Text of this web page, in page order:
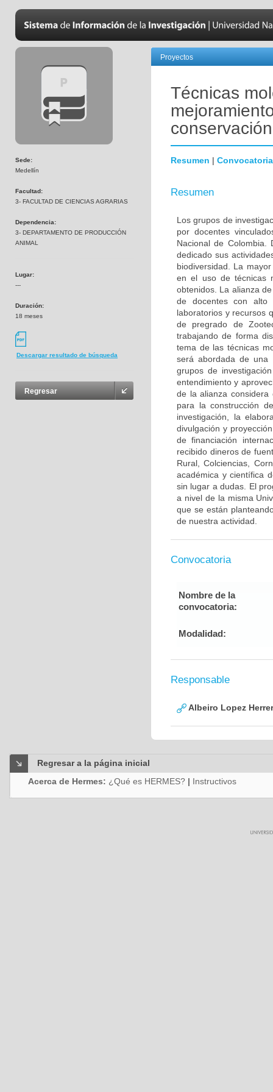
Sede:
Medellín
Facultad:
3- FACULTAD DE CIENCIAS AGRARIAS
Dependencia:
3- DEPARTAMENTO DE PRODUCCIÓN
ANIMAL
Lugar:
---
Duración:
18 meses
Descargar resultado de búsqueda
Regresar
Proyectos
Técnicas
Resumen | Convocatoria
Resumen
Los grupos de
por docentes
Nacional de
dedicado sus
biodiversidad. La
en el uso de técnicas
obtenidos. La alianza
de docentes con alto
laboratorios y recursos
de pregrado de
trabajando de forma
tema de las técnicas
será abordada de una
grupos de
entendimiento y
de la alianza
para la construcción
investigación, la
divulgación y
de financiación
recibido dineros de
Rural, Colciencias,
académica y científica
sin lugar a dudas. El
a nivel de la misma
que se están
de nuestra actividad.
Convocatoria
Nombre de la
convocatoria:
Modalidad:
Responsable
Albeiro Lopez
Regresar a la página inicial
Acerca de Hermes: ¿Qué es HERMES? | Instructivos